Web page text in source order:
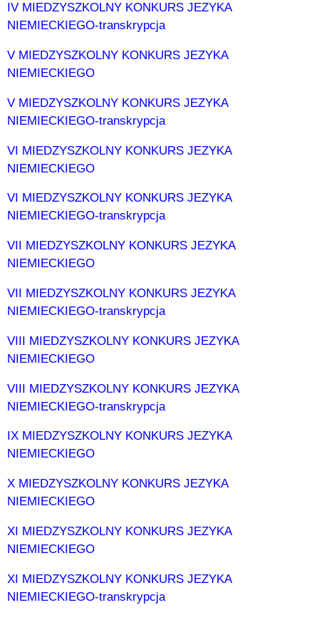
IV MIEDZYSZKOLNY KONKURS JEZYKA
NIEMIECKIEGO-transkrypcja
V MIEDZYSZKOLNY KONKURS JEZYKA
NIEMIECKIEGO
V MIEDZYSZKOLNY KONKURS JEZYKA
NIEMIECKIEGO-transkrypcja
VI MIEDZYSZKOLNY KONKURS JEZYKA
NIEMIECKIEGO
VI MIEDZYSZKOLNY KONKURS JEZYKA
NIEMIECKIEGO-transkrypcja
VII MIEDZYSZKOLNY KONKURS JEZYKA
NIEMIECKIEGO
VII MIEDZYSZKOLNY KONKURS JEZYKA
NIEMIECKIEGO-transkrypcja
VIII MIEDZYSZKOLNY KONKURS JEZYKA
NIEMIECKIEGO
VIII MIEDZYSZKOLNY KONKURS JEZYKA
NIEMIECKIEGO-transkrypcja
IX MIEDZYSZKOLNY KONKURS JEZYKA
NIEMIECKIEGO
X MIEDZYSZKOLNY KONKURS JEZYKA
NIEMIECKIEGO
XI MIEDZYSZKOLNY KONKURS JEZYKA
NIEMIECKIEGO
XI MIEDZYSZKOLNY KONKURS JEZYKA
NIEMIECKIEGO-transkrypcja